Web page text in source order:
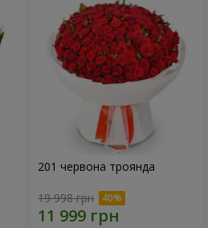
201 червона троянда
19 998 грн